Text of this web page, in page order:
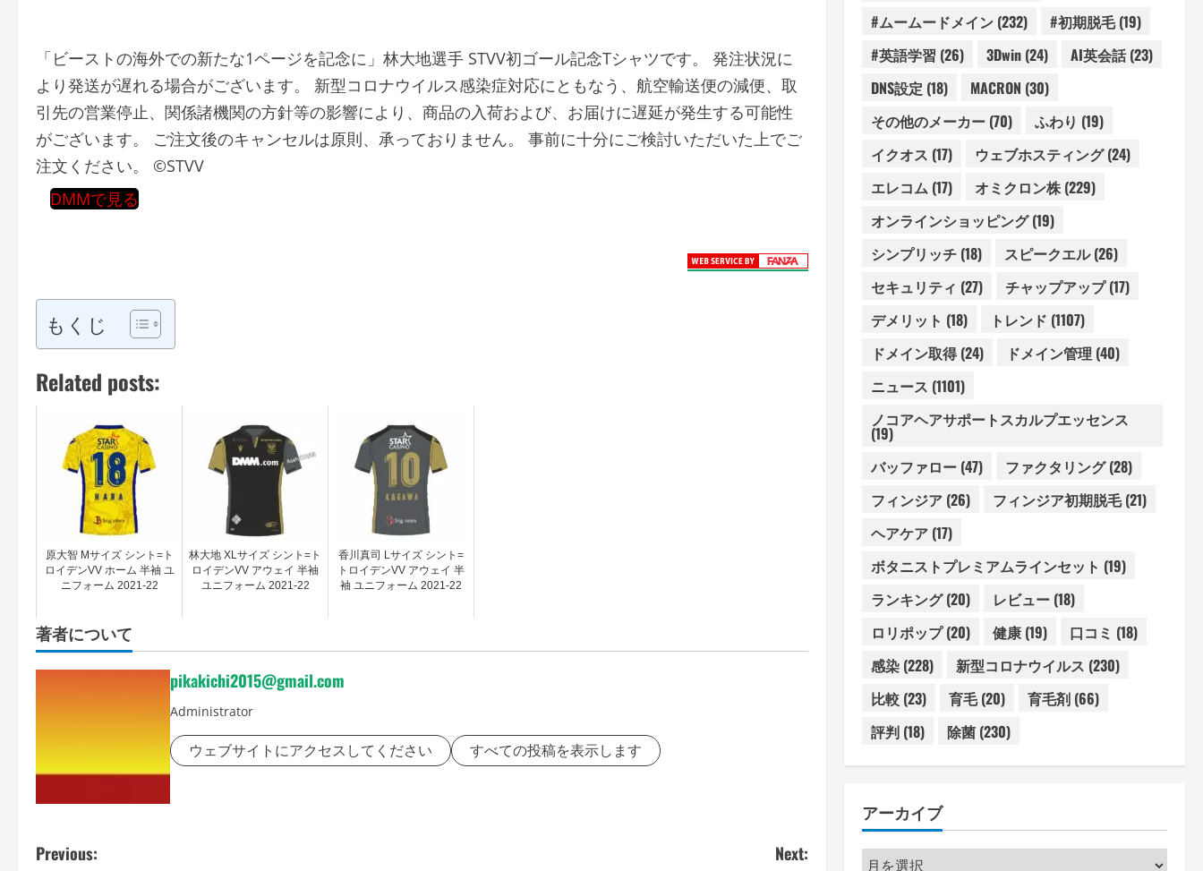
「ビーストの海外での新たな1ページを記念に」林大地選手 STVV初ゴール記念Tシャツです。 発注状況に
より発送が遅れる場合がございます。 新型コロナウイルス感染症対応にともなう、航空輸送便の減便、取
引先の営業停止、関係諸機関の方針等の影響により、商品の入荷および、お届けに遅延が発生する可能性
がございます。 ご注文後のキャンセルは原則、承っておりません。 事前に十分にご検討いただいた上でご
注文ください。 ©STVV
DMMで見る
もくじ
Related posts:
原大智 Mサイズ シント=ト
ロイデンVV ホーム 半袖 ユ
ニフォーム 2021-22
林大地 XLサイズ シント=ト
ロイデンVV アウェイ 半袖
ユニフォーム 2021-22
香川真司 Lサイズ シント=
トロイデンVV アウェイ 半
袖 ユニフォーム 2021-22
著者について
pikakichi2015@gmail.com
Administrator
ウェブサイトにアクセスしてください すべての投稿を表示します
P
Previous:
Next:
#ムームードメイン(232) #初期脱毛(19)
#英語学習 (26) 3Dwin(24) AI英会話(23)
DNS設定 (18) MACRON (30)
その他のメーカー(70) ふわり (19)
イクオス (17) ウェブホスティング(24)
エレコム(17) オミクロン株(229)
オンラインショッピング(19)
シンプリッチ(18) スピークエル(26)
セキュリティ (27) チャップアップ(17)
デメリット (18) トレンド (1107)
ドメイン取得(24) ドメイン管理 (40)
ニュース (1101)
ノコアヘアサポートスカルプエッセンス
(19)
バッファロー(47) ファクタリング(28)
フィンジア(26) フィンジア初期脱毛(21)
ヘアケア(17)
ボタニストプレミアムラインセット (19)
ランキング(20) レビュー(18)
ロリポップ(20) 健康(19) 口コミ (18)
感染(228) 新型コロナウイルス (230)
比較(23) 育毛(20) 育毛剤(66)
評判(18) 除菌(230)
アーカイブ
ア